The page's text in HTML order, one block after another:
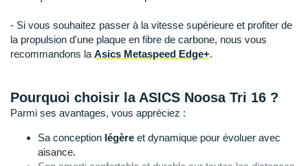
- Si vous souhaitez passer à la vitesse supérieure et profiter de
la propulsion d'une plaque en fibre de carbone, nous vous
recommandons la Asics Metaspeed Edge+.
Pourquoi choisir la ASICS Noosa Tri 16 ?
Parmi ses avantages, vous appréciez :
Sa conception légère et dynamique pour évoluer avec
aisance.
Scarpa
Scott
Shokz
Smoon
Speedo